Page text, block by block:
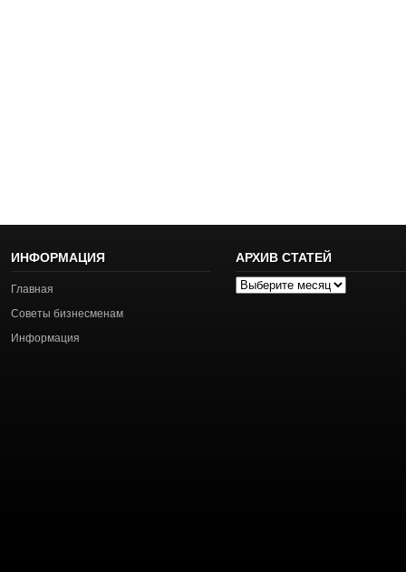
ИНФОРМАЦИЯ
Главная
Советы бизнесменам
Информация
АРХИВ СТАТЕЙ
Архив